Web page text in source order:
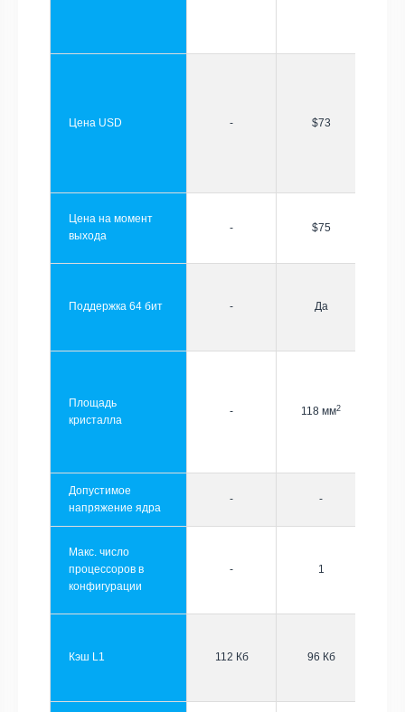
Цена USD - $73
Цена на момент
выхода
- $75
Поддержка 64 бит - Да
Площадь
кристалла
- 118 мм2
Допустимое
напряжение ядра
- -
Макс. число
процессоров в
конфигурации
- 1
Кэш L1 112 Кб 96 Кб